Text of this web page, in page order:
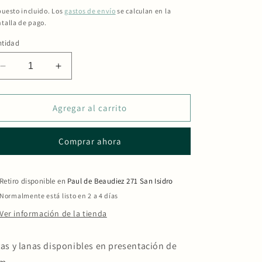
incluido. Los gastos de envío se calculan en la
de pago.
Reducir
cantidad
para
#21
Aumentar
cantidad
para
Yarn
#21
Agregar al carrito
Comprar ahora
Retiro disponible en Paul de Beaudiez 271 San Isidro
Normalmente está listo en 2 a 4 días
Ver información de la tienda
y lanas disponibles en presentación de